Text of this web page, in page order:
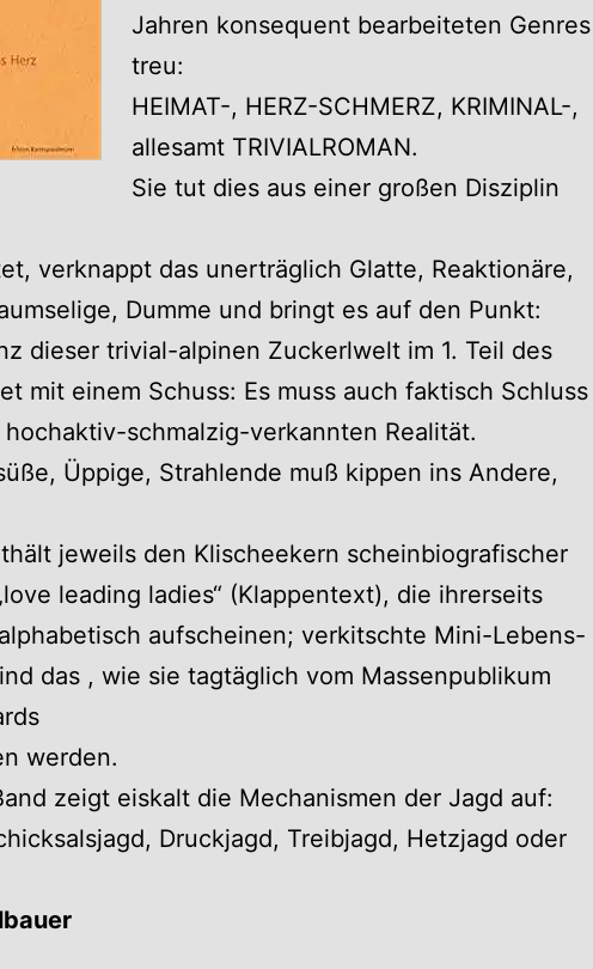
Jahren konsequent bearbeiteten Genres
treu:
HEIMAT-, HERZ-SCHMERZ, KRIMINAL-,
allesamt TRIVIALROMAN.
Sie tut dies aus einer großen Disziplin
verknappt das unerträglich Glatte, Reaktionäre,
Dumme und bringt es auf den Punkt:
dieser trivial-alpinen Zuckerlwelt im 1. Teil des
mit einem Schuss: Es muss auch faktisch Schluss
schmalzig-verkannten Realität.
Üppige, Strahlende muß kippen ins Andere,
jeweils den Klischeekern scheinbiografischer
leading ladies“ (Klappentext), die ihrerseits
aufscheinen; verkitschte Mini-Lebens-
das , wie sie tagtäglich vom Massenpublikum
werden.
zeigt eiskalt die Mechanismen der Jagd auf:
Druckjagd, Treibjagd, Hetzjagd oder